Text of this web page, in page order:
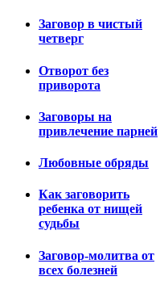
Заговор в чистый
четверг
Отворот без
приворота
Заговоры на
привлечение парней
Любовные обряды
Как заговорить
ребенка от нищей
судьбы
Заговор-молитва от
всех болезней